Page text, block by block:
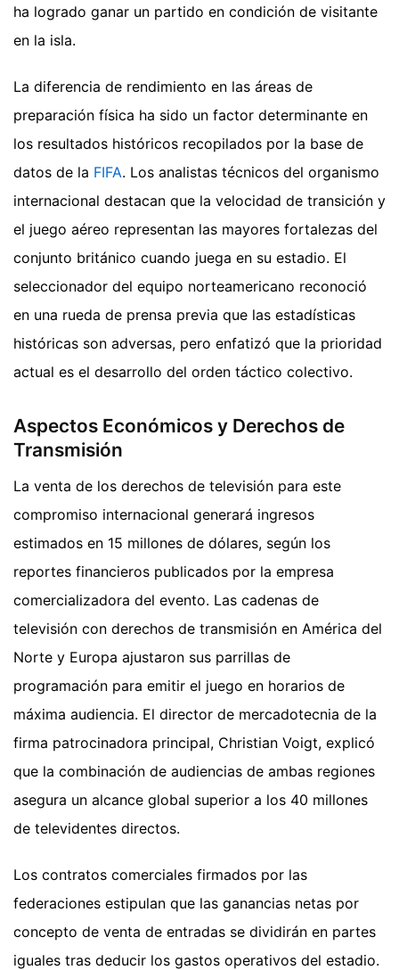
ha logrado ganar un partido en condición de visitante
en la isla.
La diferencia de rendimiento en las áreas de
preparación física ha sido un factor determinante en
los resultados históricos recopilados por la base de
datos de la FIFA. Los analistas técnicos del organismo
internacional destacan que la velocidad de transición y
el juego aéreo representan las mayores fortalezas del
conjunto británico cuando juega en su estadio. El
seleccionador del equipo norteamericano reconoció
en una rueda de prensa previa que las estadísticas
históricas son adversas, pero enfatizó que la prioridad
actual es el desarrollo del orden táctico colectivo.
Aspectos Económicos y Derechos de
Transmisión
La venta de los derechos de televisión para este
compromiso internacional generará ingresos
estimados en 15 millones de dólares, según los
reportes financieros publicados por la empresa
comercializadora del evento. Las cadenas de
televisión con derechos de transmisión en América del
Norte y Europa ajustaron sus parrillas de
programación para emitir el juego en horarios de
máxima audiencia. El director de mercadotecnia de la
firma patrocinadora principal, Christian Voigt, explicó
que la combinación de audiencias de ambas regiones
asegura un alcance global superior a los 40 millones
de televidentes directos.
Los contratos comerciales firmados por las
federaciones estipulan que las ganancias netas por
concepto de venta de entradas se dividirán en partes
iguales tras deducir los gastos operativos del estadio.